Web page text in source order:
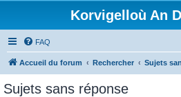
Korvigelloù An
FAQ
Accueil du forum Rechercher Sujets
Sujets sans réponse